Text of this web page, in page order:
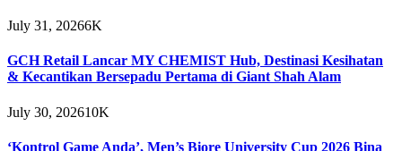
July 31, 20266K
GCH Retail Lancar MY CHEMIST Hub, Destinasi Kesihatan
& Kecantikan Bersepadu Pertama di Giant Shah Alam
July 30, 202610K
‘Kontrol Game Anda’, Men’s Biore University Cup 2026 Bina